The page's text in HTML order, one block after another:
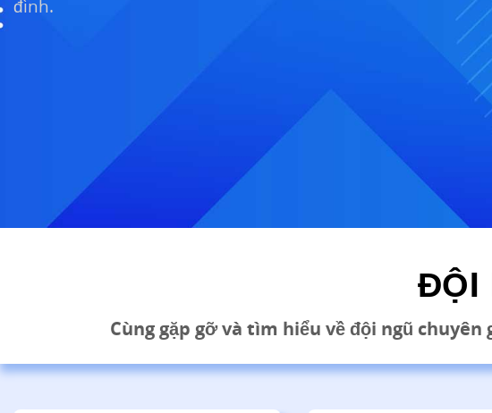
đình.
ĐỘI
Cùng gặp gỡ và tìm hiểu về đội ngũ